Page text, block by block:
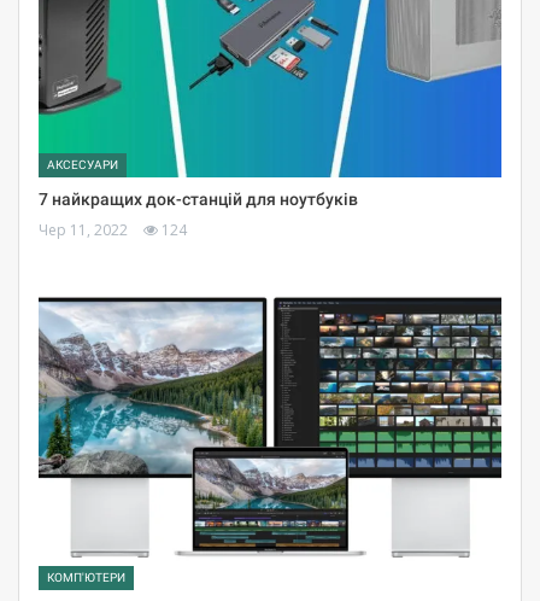
АКСЕСУАРИ
7 найкращих док-станцій для ноутбуків
Чер 11, 2022 124
КОМП'ЮТЕРИ